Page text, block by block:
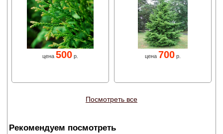
цена 500 р. цена 700 р.
Посмотреть все
Рекомендуем посмотреть